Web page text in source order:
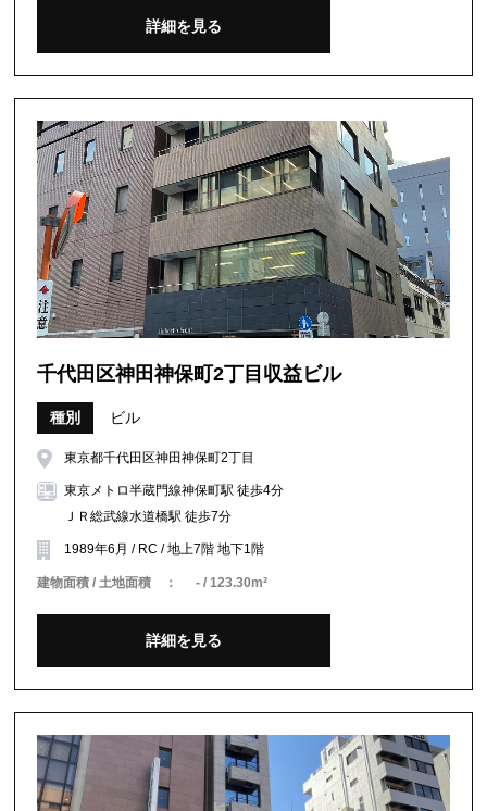
詳細を見る
千代田区神田神保町2丁目収益ビル
種別 ビル
東京都千代田区神田神保町2丁目
東京メトロ半蔵門線神保町駅 徒歩4分
ＪＲ総武線水道橋駅 徒歩7分
1989年6月 / RC / 地上7階 地下1階
建物面積 / 土地面積 ： - / 123.30m²
詳細を見る